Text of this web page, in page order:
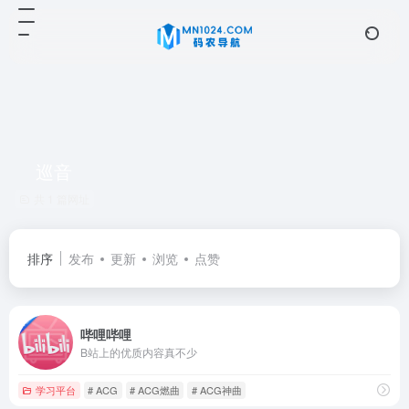
排序 发布 更新 浏览 点赞
哔哩哔哩
B站上的优质内容真不少
学习平台 # ACG # ACG燃曲 # ACG神曲